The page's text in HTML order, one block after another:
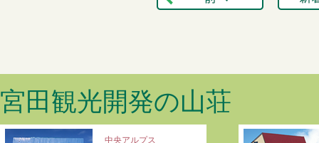
宮田観光開発の山荘
中央アルプス